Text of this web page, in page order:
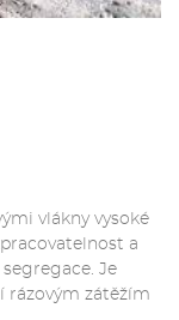
vlákny vysoké
a
Je
rázovým zátěžím